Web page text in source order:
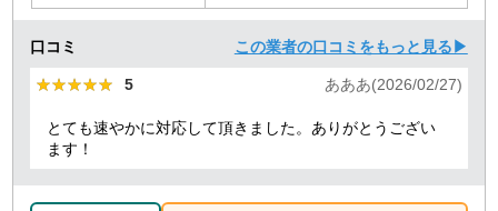
口コミ この業者の口コミをもっと見る▶
★★★★★
★★★★★ 5 あああ(2026/02/27)
とても速やかに対応して頂きました。ありがとうござい
ます！